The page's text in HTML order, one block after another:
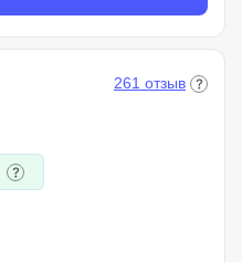
261 отзыв